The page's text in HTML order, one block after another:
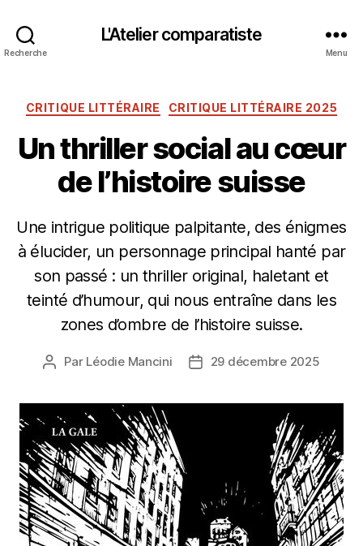
Recherche
L'Atelier comparatiste
Menu
Catégories
CRITIQUE LITTÉRAIRE CRITIQUE LITTÉRAIRE 2025
Un thriller social au cœur
de l’histoire suisse
Une intrigue politique palpitante, des énigmes
à élucider, un personnage principal hanté par
son passé : un thriller original, haletant et
teinté d’humour, qui nous entraîne dans les
zones d’ombre de l’histoire suisse.
Auteur
Par Léodie Mancini
Date29 décembre 2025